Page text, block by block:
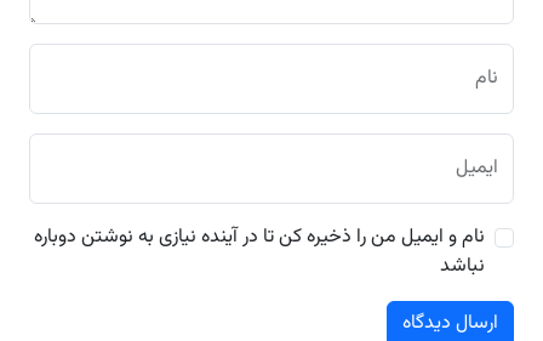
نام
ایمیل
نام و ایمیل من را ذخیره کن تا در آینده نیازی به نوشتن دوباره
نباشد